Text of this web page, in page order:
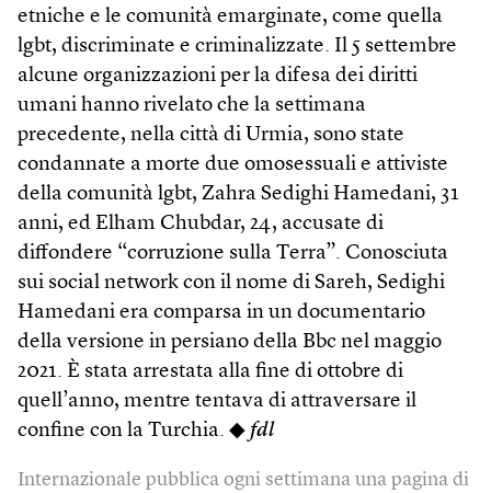
etniche e le comunità emarginate, come quella
lgbt, discriminate e criminalizzate. Il 5 settembre
alcune organizzazioni per la difesa dei diritti
umani hanno rivelato che la settimana
precedente, nella città di Urmia, sono state
condannate a morte due omosessuali e attiviste
della comunità lgbt, Zahra Sedighi Hamedani, 31
anni, ed Elham Chubdar, 24, accusate di
diffondere “corruzione sulla Terra”. Conosciuta
sui social network con il nome di Sareh, Sedighi
Hamedani era comparsa in un documentario
della versione in persiano della Bbc nel maggio
2021. È stata arrestata alla fine di ottobre di
quell’anno, mentre tentava di attraversare il
confine con la Turchia. ◆ fdl
Internazionale pubblica ogni settimana una pagina di